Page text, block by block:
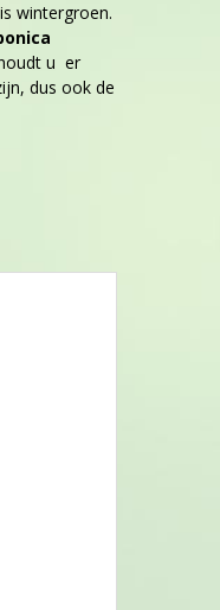
is wintergroen.
u er
dus ook de